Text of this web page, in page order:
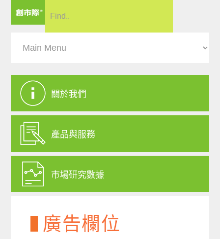
關於我們
產品與服務
市場研究數據
廣告欄位